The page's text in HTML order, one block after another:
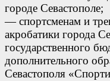
городе Севастополе;
— спортсменам и
акробатики города
государственного
дополнительного
Севастополя